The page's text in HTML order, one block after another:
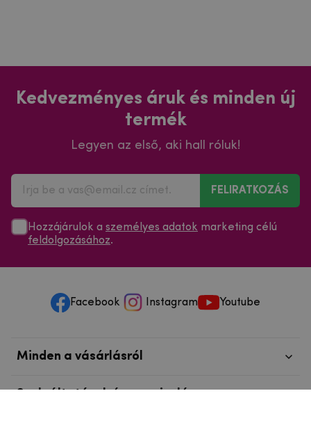
Kedvezményes áruk és minden új
termék
Legyen az első, aki hall róluk!
FELIRATKOZÁS
Hozzájárulok a személyes adatok marketing célú
feldolgozásához.
Facebook Instagram Youtube
Minden a vásárlásról